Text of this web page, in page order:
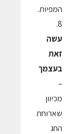
המפיות.
8.
עשה
זאת
בעצמך
–
מכיוון
שארוחת
החג